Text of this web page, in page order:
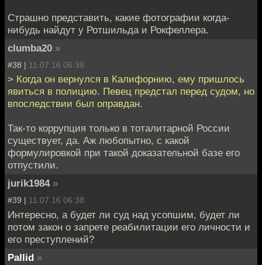
Страшно представить, какие фотографии когда-
нибудь найдут у Ротшильда и Рокфеллера.
clumba20 »
#38 | 11.07.16 06:38
> Когда он вернулся в Калифорнию, ему пришлось
явиться в полицию. Певец предстал перед судом, но
впоследствии был оправдан.
Так-то коррупция только в тоталитарной России
существует, да. Аж любопытно, с какой
формулировкой при такой доказательной базе его
отпустили.
jurik1984 »
#39 | 11.07.16 06:38
Интересно, а будет ли суд над усопшим, будет ли
потом закон о запрете реабилитации его личности и
его преступлений?
Pallid »